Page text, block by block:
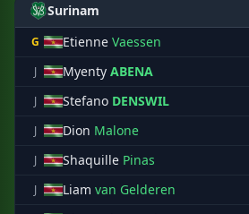
Surinam
G Etienne Vaessen
J
Myenty ABENA
J Stefano DENSWIL
J Dion Malone
J Shaquille Pinas
J Liam van Gelderen